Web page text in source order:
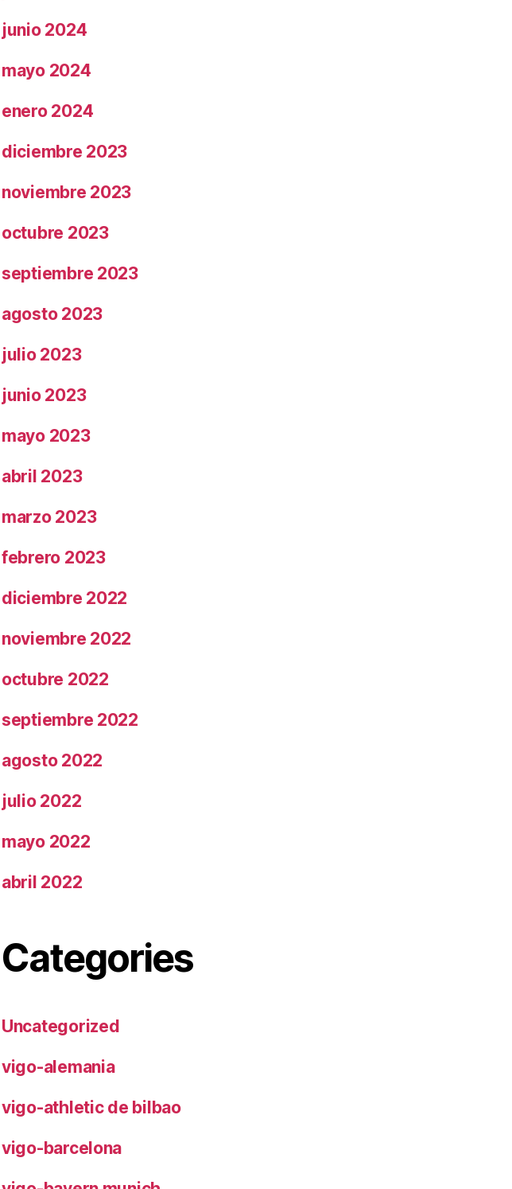
junio 2024
mayo 2024
enero 2024
diciembre 2023
noviembre 2023
octubre 2023
septiembre 2023
agosto 2023
julio 2023
junio 2023
mayo 2023
abril 2023
marzo 2023
febrero 2023
diciembre 2022
noviembre 2022
octubre 2022
septiembre 2022
agosto 2022
julio 2022
mayo 2022
abril 2022
Categories
Uncategorized
vigo-alemania
vigo-athletic de bilbao
vigo-barcelona